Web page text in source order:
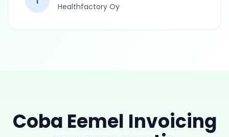
Healthfactory Oy
Coba Eemel Invoicing